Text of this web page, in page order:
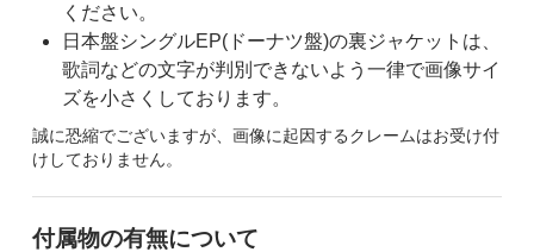
ください。
日本盤シングルEP(ドーナツ盤)の裏ジャケットは、
歌詞などの文字が判別できないよう一律で画像サイ
ズを小さくしております。
誠に恐縮でございますが、画像に起因するクレームはお受け付
けしておりません。
付属物の有無について